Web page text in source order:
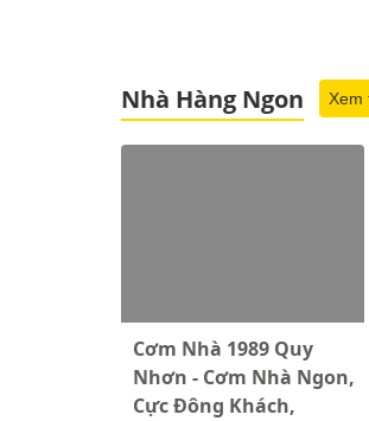
Nhà Hàng Ngon Xem
Cơm Nhà 1989 Quy
Nhơn - Cơm Nhà Ngon,
Cực Đông Khách,